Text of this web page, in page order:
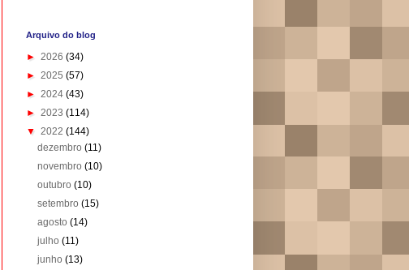
Arquivo do blog
► 2026 (34)
► 2025 (57)
► 2024 (43)
► 2023 (114)
▼ 2022 (144)
dezembro(11)
novembro(10)
outubro(10)
setembro(15)
agosto(14)
julho(11)
junho(13)